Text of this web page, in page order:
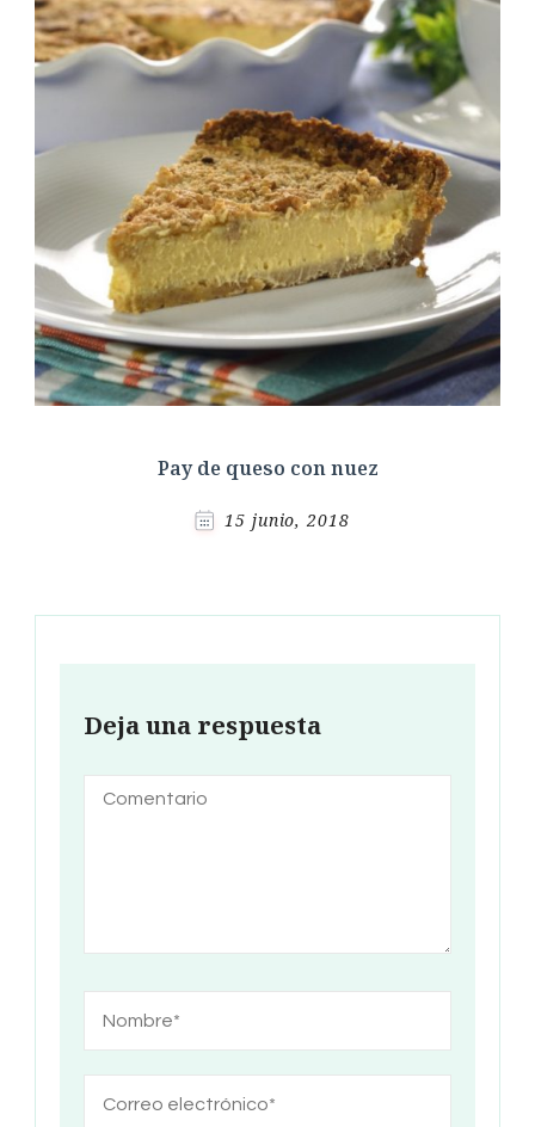
Pay de queso con nuez
15 junio, 2018
Deja una respuesta